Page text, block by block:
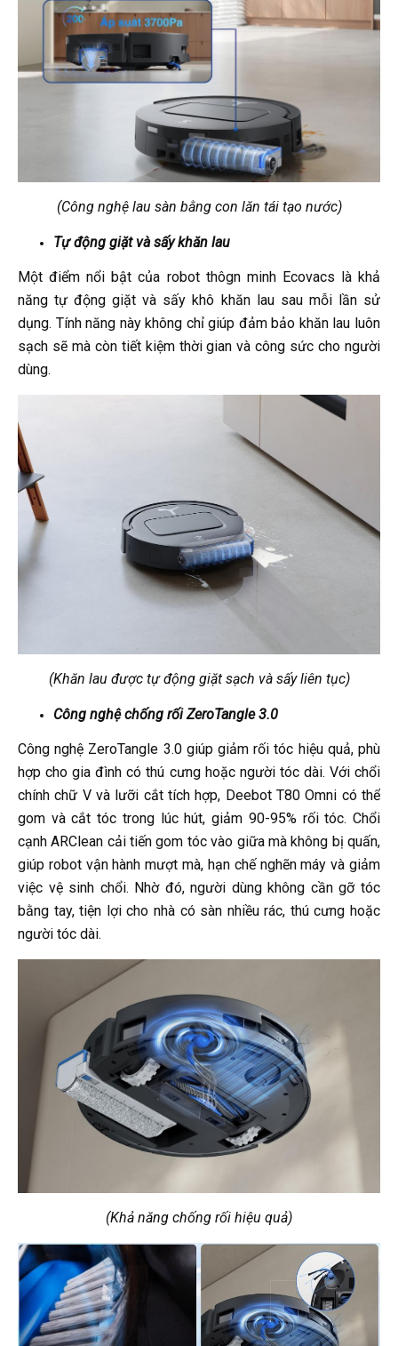
(Công nghệ lau sàn bằng con lăn tái tạo nước)
Tự động giặt và sấy khăn lau
Một điểm nổi bật của robot thôgn minh Ecovacs là khả
năng tự động giặt và sấy khô khăn lau sau mỗi lần sử
dụng. Tính năng này không chỉ giúp đảm bảo khăn lau luôn
sạch sẽ mà còn tiết kiệm thời gian và công sức cho người
dùng.
(Khăn lau được tự động giặt sạch và sấy liên tục)
Công nghệ chống rối ZeroTangle 3.0
Công nghệ ZeroTangle 3.0 giúp giảm rối tóc hiệu quả, phù
hợp cho gia đình có thú cưng hoặc người tóc dài. Với chổi
chính chữ V và lưỡi cắt tích hợp, Deebot T80 Omni có thể
gom và cắt tóc trong lúc hút, giảm 90-95% rối tóc. Chổi
cạnh ARClean cải tiến gom tóc vào giữa mà không bị quấn,
giúp robot vận hành mượt mà, hạn chế nghẽn máy và giảm
việc vệ sinh chổi. Nhờ đó, người dùng không cần gỡ tóc
bằng tay, tiện lợi cho nhà có sàn nhiều rác, thú cưng hoặc
người tóc dài.
(Khả năng chống rối hiệu quả)